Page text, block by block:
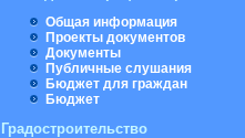
Общая информация
Проекты документов
Документы
Публичные слушания
Бюджет для граждан
Бюджет
Градостроительство